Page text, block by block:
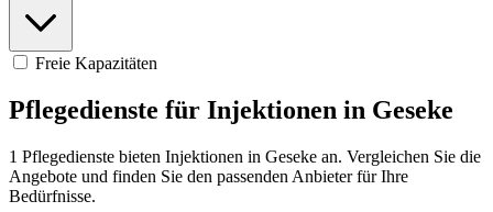
Freie Kapazitäten
Pflegedienste für Injektionen in Geseke
1 Pflegedienste bieten Injektionen in Geseke an. Vergleichen Sie die
Angebote und finden Sie den passenden Anbieter für Ihre
Bedürfnisse.